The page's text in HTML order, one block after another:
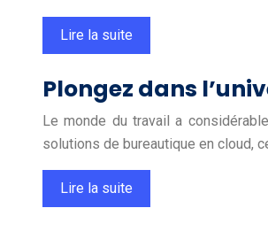
Lire la suite
Plongez dans
Le monde du travail a
solutions de bureautique en cloud,
Lire la suite